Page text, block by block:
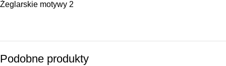
Żeglarskie motywy 2
Podobne produkty